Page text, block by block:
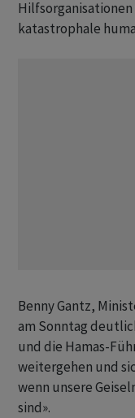
katastrophale
Benny Gantz,
am Sonntag
und die Hamas-
weitergehen und
wenn unsere
sind».